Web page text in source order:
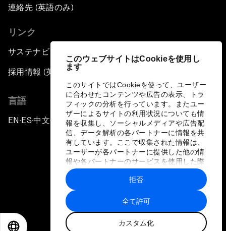
このウェブサイトはCookieを使用し
ます
このサイトではCookieを使って、ユーザー
に合わせたコンテンツや広告の表示、トラ
フィックの分析を行っています。またユー
ザーによるサイトの利用状況についても情
報を収集し、ソーシャルメディアや広告配
信、データ解析の各パートナーに情報を共
有しています。ここで収集された情報は、
ユーザーが各パートナーに提供した他の情
報や各パートナーのサービスを使用した際
に収集された情報と組み合わされ、各パー
トナーによって使用されることがありま
す。
全て許可
カスタム化
拒否
連絡先 (英語のみ)
リンク
サステナビリティへの取り組み
採用情報 (英語のみ)
言語
EN ▪ ES▪中文▪ 日本語
プライバシーポリシーと利用規約
サイトマップ
©
世界経済フォーラム